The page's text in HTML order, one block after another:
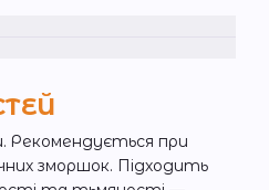
Рекомендується при
зморшок. Підходить